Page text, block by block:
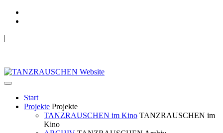
|
Start
Projekte Projekte
TANZRAUSCHEN im Kino TANZRAUSCHEN im
Kino